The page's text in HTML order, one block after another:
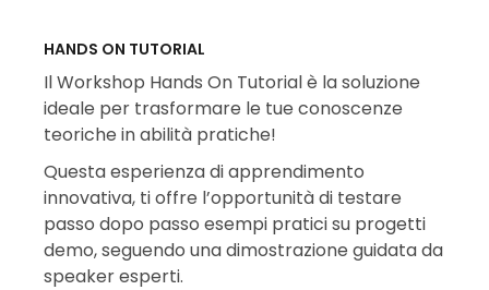
HANDS ON TUTORIAL
Il Workshop Hands On Tutorial è la soluzione
ideale per trasformare le tue conoscenze
teoriche in abilità pratiche!
Questa esperienza di apprendimento
innovativa, ti offre l’opportunità di testare
passo dopo passo esempi pratici su progetti
demo, seguendo una dimostrazione guidata da
speaker esperti.